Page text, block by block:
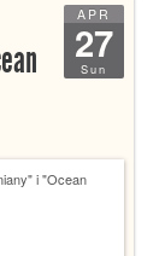
APR
27
Sun